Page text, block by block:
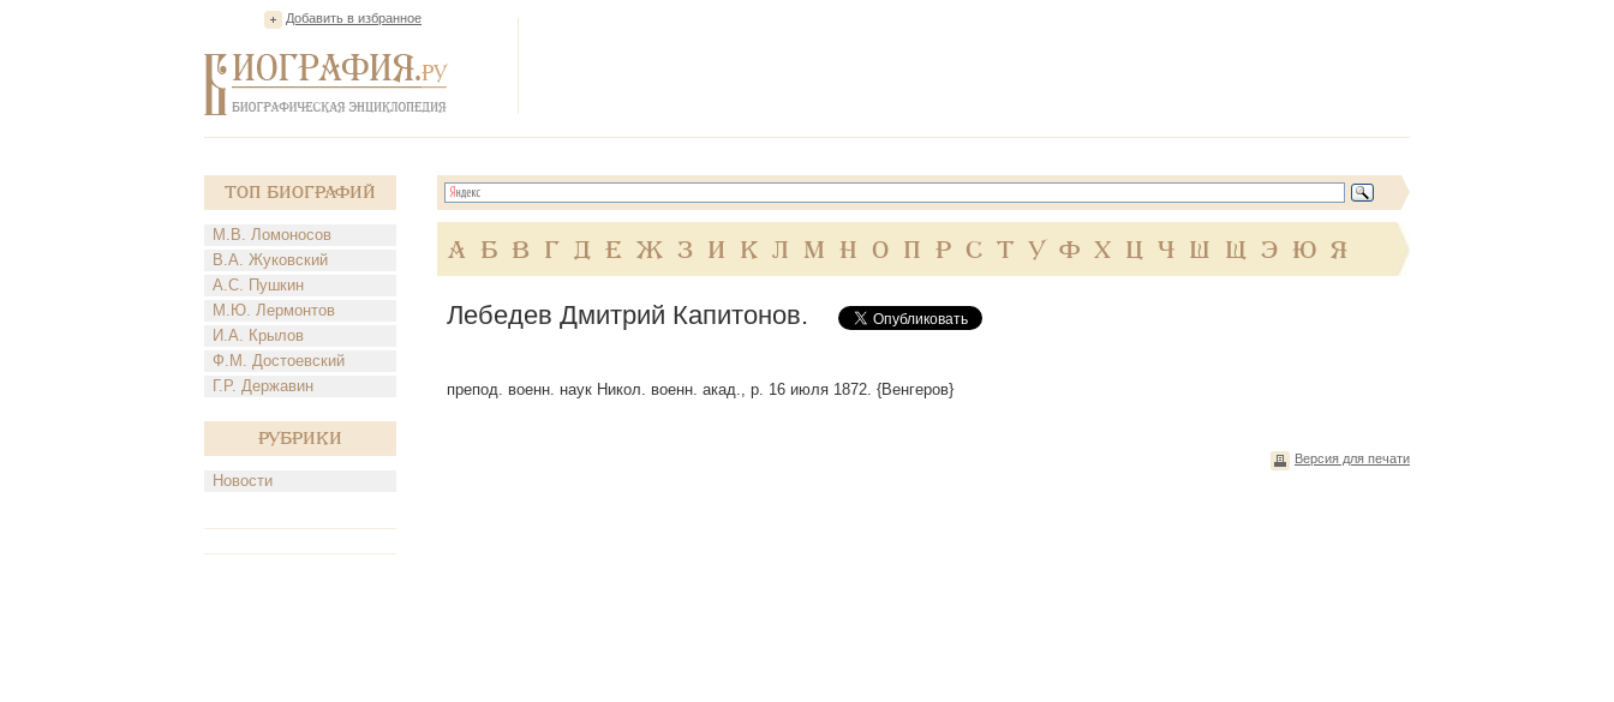
Добавить в избранное
Топ Биографий
М.В. Ломоносов
В.А. Жуковский
А.С. Пушкин
М.Ю. Лермонтов
И.А. Крылов
Ф.М. Достоевский
Г.Р. Державин
Рубрики
Новости
А Б В Г Д Е Ж З И К Л М Н О П Р С Т У Ф Х Ц Ч Ш Щ Э Ю Я
Лебедев Дмитрий Капитонов.
препод. военн. наук Никол. военн. акад., р. 16 июля 1872. {Венгеров}
Версия для печати